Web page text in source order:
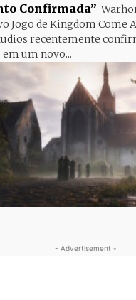
Confirmada”
Jogo de Kingdom Come
recentemente
um novo...
- Advertisement -